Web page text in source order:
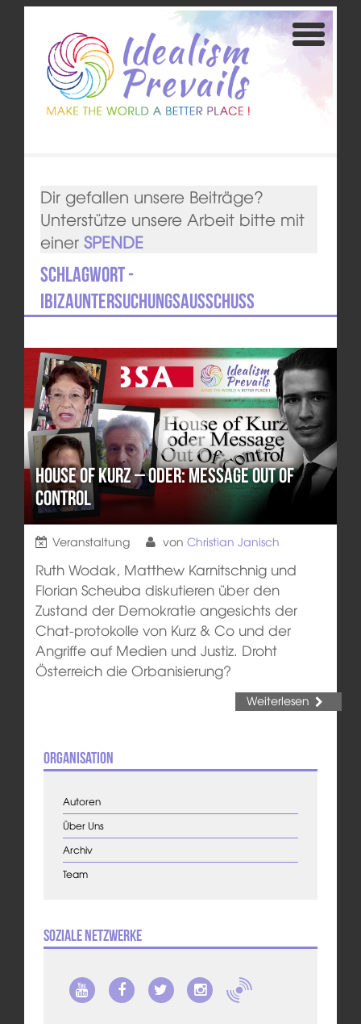
Dir gefallen unsere Beiträge?
Unterstütze unsere Arbeit bitte mit
einer SPENDE
Schlagwort -
Ibizauntersuchungsausschuss
House of Kurz – oder: Message out of
control
Veranstaltung von Christian Janisch
Ruth Wodak, Matthew Karnitschnig und
Florian Scheuba diskutieren über den
Zustand der Demokratie angesichts der
Chat-protokolle von Kurz & Co und der
Angriffe auf Medien und Justiz. Droht
Österreich die Orbanisierung?
Weiterlesen
Organisation
Autoren
Über Uns
Archiv
Team
Soziale Netzwerke